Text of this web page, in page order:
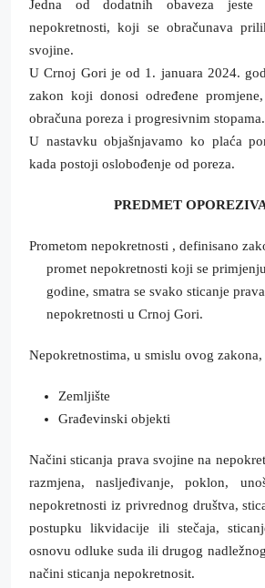
Jedna od dodatnih obaveza jeste
nepokretnosti, koji se obračunava
svojine.
U Crnoj Gori je od 1. januara 2024.
zakon koji donosi određene
obračuna poreza i progresivnim stopama.
U nastavku objašnjavamo ko plaća
kada postoji oslobođenje od poreza.
PREDMET
Prometom nepokretnosti , definisano
promet nepokretnosti koji se
godine, smatra se svako sticanje
nepokretnosti u Crnoj Gori.
Nepokretnostima, u smislu ovog zakona,
Zemljište
Građevinski objekti
Načini sticanja prava svojine na
razmjena, nasljeđivanje, poklon,
nepokretnosti iz privrednog društva,
postupku likvidacije ili stečaja,
osnovu odluke suda ili drugog
načini sticanja nepokretnosit.